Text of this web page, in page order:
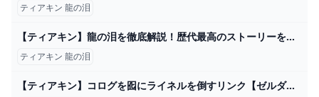
ティアキン 龍の泪
【ティアキン】龍の泪を徹底解説！歴代最高のストーリーを語る - YouTube
ティアキン 龍の泪
【ティアキン】コログを囮にライネルを倒すリンク【ゼルダの伝説 ティアーズ オブ ザ キングダム】 - YouTube